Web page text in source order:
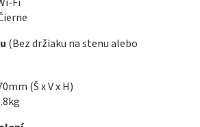
(Bez držiaku na stenu alebo
(Š x V x H)